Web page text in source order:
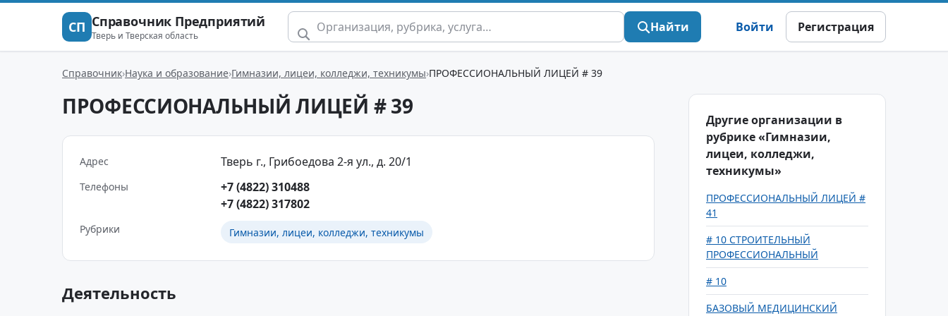
СП Справочник Предприятий
Тверь и Тверская область
Найти Войти Регистрация
Справочник Наука и образование Гимназии, лицеи, колледжи, техникумы ПРОФЕССИОНАЛЬНЫЙ ЛИЦЕЙ # 39
ПРОФЕССИОНАЛЬНЫЙ ЛИЦЕЙ # 39
Адрес Тверь г., Грибоедова 2-я ул., д. 20/1
Телефоны
+7 (4822) 310488
+7 (4822) 317802
Рубрики Гимназии, лицеи, колледжи, техникумы
Деятельность
Другие организации в
рубрике «Гимназии,
лицеи, колледжи,
техникумы»
ПРОФЕССИОНАЛЬНЫЙ ЛИЦЕЙ #
41
# 10 СТРОИТЕЛЬНЫЙ
ПРОФЕССИОНАЛЬНЫЙ
# 10
БАЗОВЫЙ МЕДИЦИНСКИЙ